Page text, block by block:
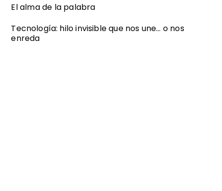
El alma de la palabra
Tecnología: hilo invisible que nos une… o nos
enreda